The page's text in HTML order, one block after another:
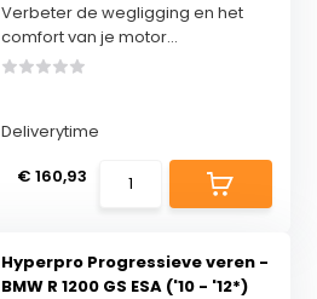
Verbeter de wegligging en het
comfort van je motor...
Deliverytime
€ 160,93
Hyperpro Progressieve veren -
BMW R 1200 GS ESA ('10 - '12*)